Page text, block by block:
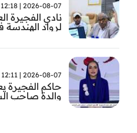
2026-08-07 | 12:18
نادي الفجيرة
لرواد
2026-08-07 | 12:11
حاكم الفجيرة
والدة صاحب